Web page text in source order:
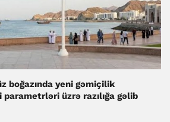
boğazında yeni gəmiçilik
üzrə razılığa gəlib